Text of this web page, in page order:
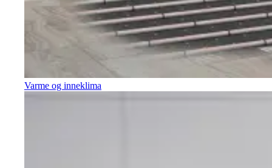
Varme og inneklima